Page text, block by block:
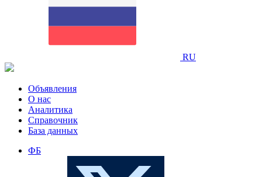
RU
Объявления
О нас
Аналитика
Справочник
База данных
ФБ